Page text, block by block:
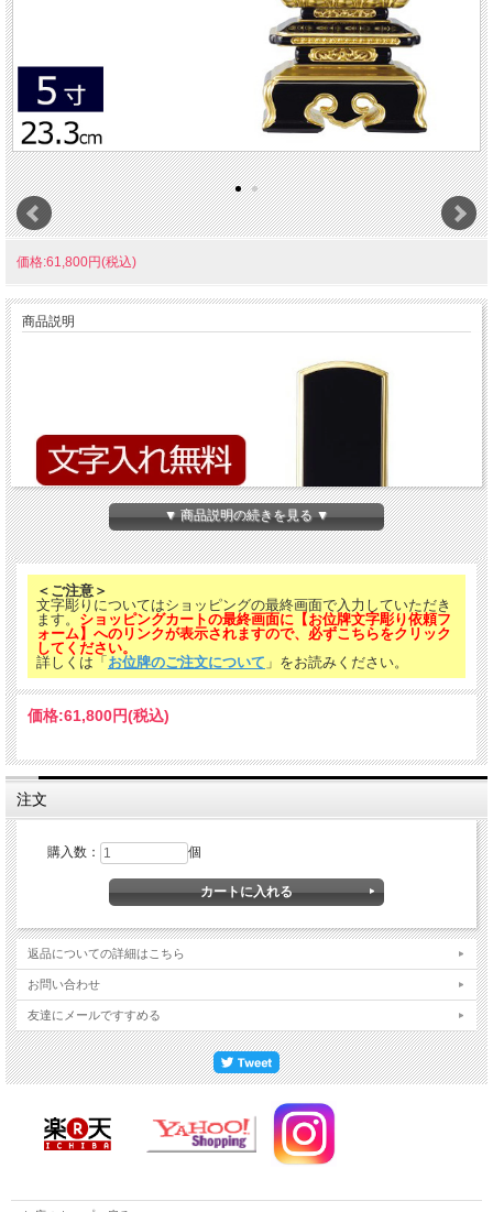
価格:61,800円(税込)
商品説明
▼ 商品説明の続きを見る ▼
＜ご注意＞
文字彫りについてはショッピングの最終画面で入力していただき
ます。 ショッピングカートの最終画面に【お位牌文字彫り依頼フ
ォーム】へのリンクが表示されますので、必ずこちらをクリック
してください。
詳しくは「お位牌のご注文について 」をお読みください。
価格:61,800円(税込)
注文
購入数： 個
返品についての詳細はこちら
お問い合わせ
友達にメールですすめる